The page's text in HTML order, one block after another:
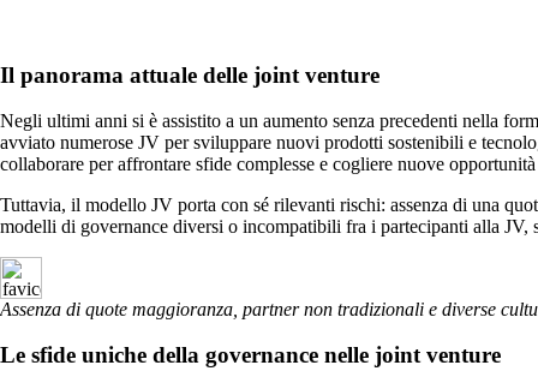
Il panorama attuale delle joint venture
Negli ultimi anni si è assistito a un aumento senza precedenti nella
avviato numerose JV per sviluppare nuovi prodotti sostenibili e
collaborare per affrontare sfide complesse e cogliere nuove
Tuttavia, il modello JV porta con sé rilevanti rischi: assenza di una
modelli di governance diversi o incompatibili fra i partecipanti alla JV,
Assenza di quote maggioranza, partner non tradizionali e diverse
Le sfide uniche della governance nelle joint venture